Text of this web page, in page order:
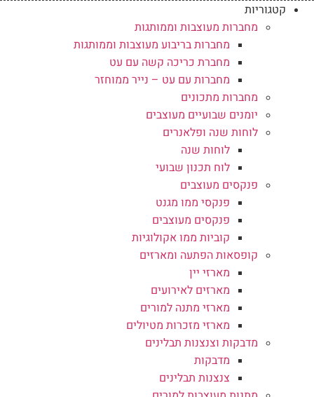
קטגוריות
מחברות מעוצבות וממותגות
מחברות בריבוע מעוצבות וממותגות
מחברת כריכה קשה עם עט
מחברות עם עט – נייר ממוחזר
מחברות מתכונים
יומנים שבועיים מעוצבים
לוחות שנה ופלאנרים
לוחות שנה
לוח תכנון שבועי
פנקסים מעוצבים
פנקסי ממו מגנט
פנקסים מעוצבים
קוביות ממו אקולוגיות
קופסאות הפתעה ומארזים
מארזי יין
מארזים לאירועים
מארזי מתנה למורים
מארזי מזכרות מטיולים
מדבקות וצנצנות תבלינים
מדבקות
צנצנות תבלינים